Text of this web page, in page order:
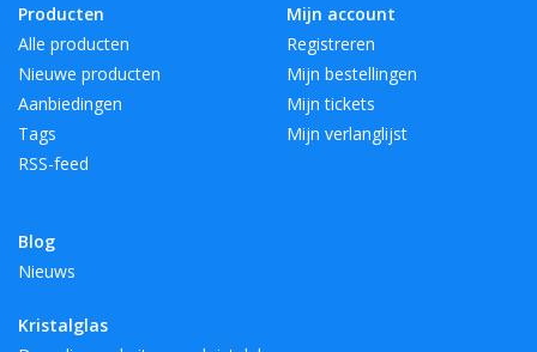
Producten
Alle producten
Nieuwe producten
Aanbiedingen
Tags
RSS-feed
Blog
Nieuws
Mijn account
Registreren
Mijn bestellingen
Mijn tickets
Mijn verlanglijst
Kristalglas